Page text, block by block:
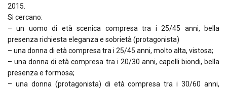
2015.
Si cercano:
– un uomo di età scenica compresa tra i 25/45 anni, bella
presenza richiesta eleganza e sobrietà (protagonista)
– una donna di età compresa tra i 25/45 anni, molto alta, vistosa;
– una donna di età compresa tra i 20/30 anni, capelli biondi, bella
presenza e formosa;
– una donna (protagonista) di età compresa tra i 30/60 anni,